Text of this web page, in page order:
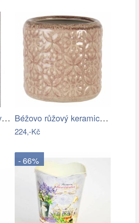
Konzole na závěsný květináč - IS Béžovo růžový keramický květináč se…
224,-Kč
- 66%